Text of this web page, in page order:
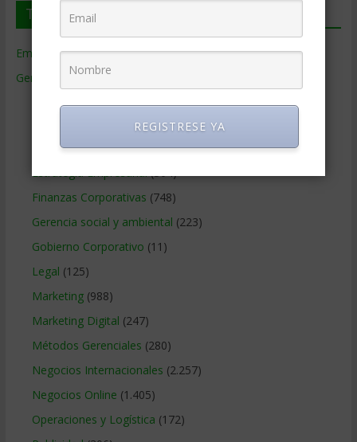
Temas de Gerencia
Empresas de Gerencia(38)
Gerencia
(9.477)
Educacion Gerencial(454)
Estrategia Empresarial(304)
Finanzas Corporativas (748)
Gerencia social y ambiental (223)
Gobierno Corporativo (11)
Legal (125)
Marketing(988)
Marketing Digital (247)
Métodos Gerenciales (280)
Negocios Internacionales (2.257)
Negocios Online (1.405)
Operaciones y Logística (172)
REGISTRESE YA